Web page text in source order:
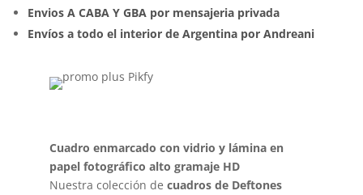
Envios A CABA Y GBA por mensajeria privada
Envíos a todo el interior de Argentina por Andreani
Cuadro enmarcado con vidrio y lámina en
papel fotográfico alto gramaje HD
Nuestra colección de cuadros de Deftones